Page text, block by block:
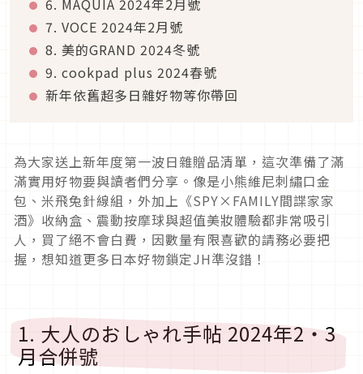
6. MAQUIA 2024年2月號
7. VOCE 2024年2月號
8. 美的GRAND 2024冬號
9. cookpad plus 2024春號
新年依舊超多日雜好物等你帶回
為大家送上新年度第一波日雜贈品清單，這次準備了滿
滿實用好物要與讀者們分享。像是小熊維尼刺繡口金
包、米飛兔針線組，外加上《SPY×FAMILY間諜家家
酒》收納盒、震動按摩球與超值美妝體驗都非常吸引
人，買了絕不會白費，因數量有限喜歡的請務必要把
握，想知道更多日本好物鎖定JH準沒錯！
1. 大人のおしゃれ手帖 2024年2・3
月合併號